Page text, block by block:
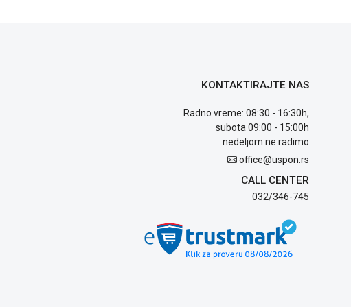
KONTAKTIRAJTE NAS
Radno vreme: 08:30 - 16:30h,
subota 09:00 - 15:00h
nedeljom ne radimo
office@uspon.rs
CALL CENTER
032/346-745